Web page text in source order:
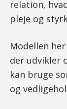
relation,
pleje og
Modellen
der udvikler
kan bruge
og